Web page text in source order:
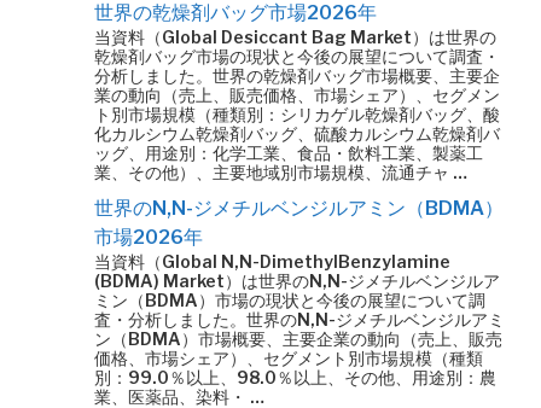
世界の乾燥剤バッグ市場2026年
当資料（Global Desiccant Bag Market）は世界の
乾燥剤バッグ市場の現状と今後の展望について調査・
分析しました。世界の乾燥剤バッグ市場概要、主要企
業の動向（売上、販売価格、市場シェア）、セグメン
ト別市場規模（種類別：シリカゲル乾燥剤バッグ、酸
化カルシウム乾燥剤バッグ、硫酸カルシウム乾燥剤バ
ッグ、用途別：化学工業、食品・飲料工業、製薬工
業、その他）、主要地域別市場規模、流通チャ …
世界のN,N-ジメチルベンジルアミン（BDMA）
市場2026年
当資料（Global N,N-DimethylBenzylamine
(BDMA) Market）は世界のN,N-ジメチルベンジルア
ミン（BDMA）市場の現状と今後の展望について調
査・分析しました。世界のN,N-ジメチルベンジルアミ
ン（BDMA）市場概要、主要企業の動向（売上、販売
価格、市場シェア）、セグメント別市場規模（種類
別：99.0％以上、98.0％以上、その他、用途別：農
業、医薬品、染料・ …